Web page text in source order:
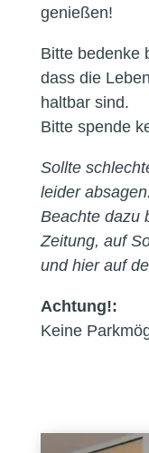
genießen!
Bitte bedenke
dass die
haltbar sind.
Bitte spende
Sollte
leider absagen.
Beachte dazu
Zeitung, auf
undhier auf
Achtung!:
Keine